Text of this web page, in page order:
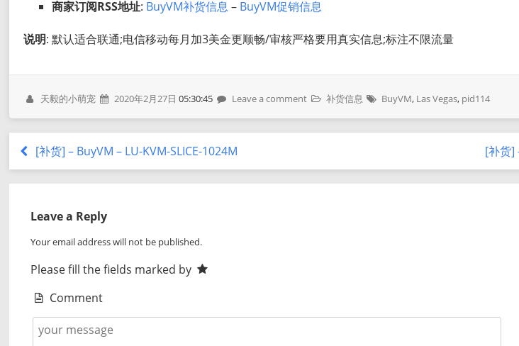
商家订阅RSS地址: BuyVM补货信息 – BuyVM促销信息
说明: 默认适合联通;电信移动每月加3美金更顺畅/审核严格要用真实信息;标注不限流量
天毅的小萌宠 2020年2月27日 05:30:45 Leave a comment 补货信息 BuyVM, Las Vegas, pid114
[补货] – BuyVM – LU-KVM-SLICE-1024M [补货]
Leave a Reply
Your email address will not be published.
Please fill the fields marked by
Comment